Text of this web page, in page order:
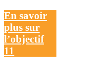
En savoir
plus sur
l’objectif
11